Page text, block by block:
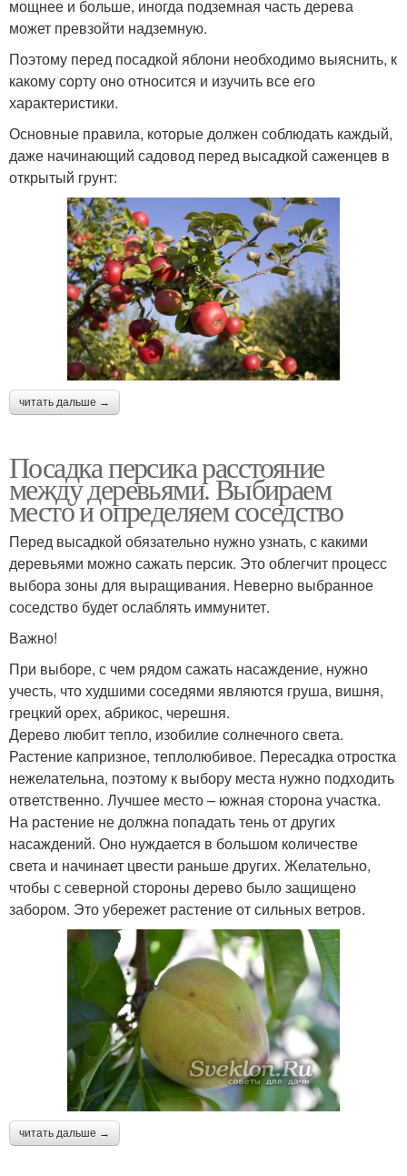
мощнее и больше, иногда подземная часть дерева
может превзойти надземную.
Поэтому перед посадкой яблони необходимо выяснить, к
какому сорту оно относится и изучить все его
характеристики.
Основные правила, которые должен соблюдать каждый,
даже начинающий садовод перед высадкой саженцев в
открытый грунт:
читать дальше →
Посадка персика расстояние
между деревьями. Выбираем
место и определяем соседство
Перед высадкой обязательно нужно узнать, с какими
деревьями можно сажать персик. Это облегчит процесс
выбора зоны для выращивания. Неверно выбранное
соседство будет ослаблять иммунитет.
Важно!
При выборе, с чем рядом сажать насаждение, нужно
учесть, что худшими соседями являются груша, вишня,
грецкий орех, абрикос, черешня.
Дерево любит тепло, изобилие солнечного света.
Растение капризное, теплолюбивое. Пересадка отростка
нежелательна, поэтому к выбору места нужно подходить
ответственно. Лучшее место – южная сторона участка.
На растение не должна попадать тень от других
насаждений. Оно нуждается в большом количестве
света и начинает цвести раньше других. Желательно,
чтобы с северной стороны дерево было защищено
забором. Это убережет растение от сильных ветров.
читать дальше →